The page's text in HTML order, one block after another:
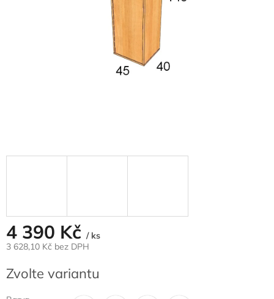
4 390 Kč / ks
3 628,10 Kč bez DPH
cena:
Zvolte variantu